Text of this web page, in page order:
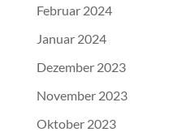
Februar 2024
Januar 2024
Dezember 2023
November 2023
Oktober 2023